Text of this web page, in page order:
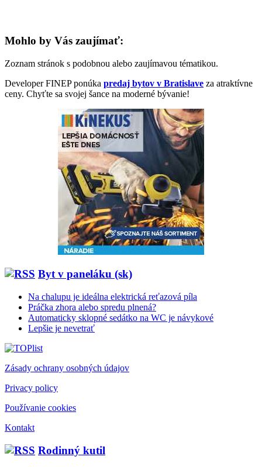
Mohlo by Vás zaujímať:
Zoznam stránok s podobnou alebo zaujímavou tématikou.
Developer FINEP ponúka predaj bytov v Bratislave za atraktívne
ceny. Chyťte sa svojej šance na moderné bývanie!
Byt v paneláku (sk)
Na chalupu je ideálna elektrická reťazová píla
Práčka zhora alebo spredu plnená?
Automaticky sklopné sedátko na WC je návykové
Lepšie je nevetrať
Zásady ochrany osobných údajov
Privacy policy
Používanie cookies
Kontakt
Rodinný kutil